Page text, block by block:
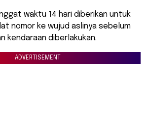
waktu 14 hari diberikan untuk
nomor ke wujud aslinya sebelum
kendaraan diberlakukan.
ADVERTISEMENT